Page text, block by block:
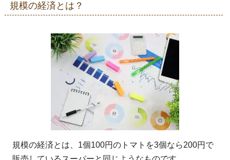
規模の経済とは？
規模の経済とは、1個100円のトマトを3個なら200円で